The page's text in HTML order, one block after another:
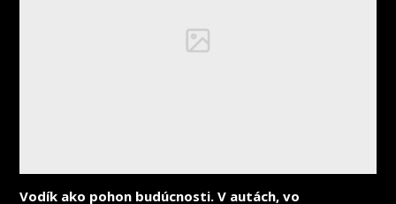
Vodík ako pohon budúcnosti. V autách, vo